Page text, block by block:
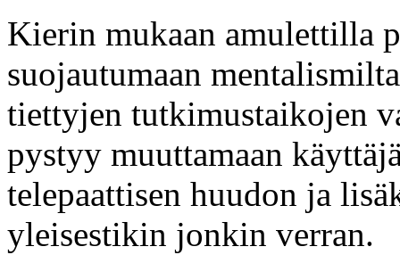
Kierin mukaan amulettilla
suojautumaan
tiettyjen tutkimustaikojen
pystyy muuttamaan
telepaattisen huudon ja
yleisestikin jonkin verran.